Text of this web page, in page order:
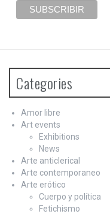
Categories
Amor libre
Art events
Exhibitions
News
Arte anticlerical
Arte contemporaneo
Arte erótico
Cuerpo y política
Fetichismo